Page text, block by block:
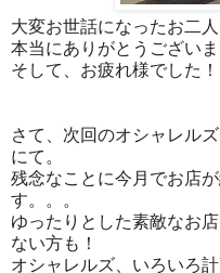
大変お世話になったお二
本当にありがとうございま
そして、お疲れ様でした！
さて、次回のオシャレル
にて。
残念なことに今月でお店
す。。。
ゆったりとした素敵なお
ない方も！
オシャレルズ、いろいろ計